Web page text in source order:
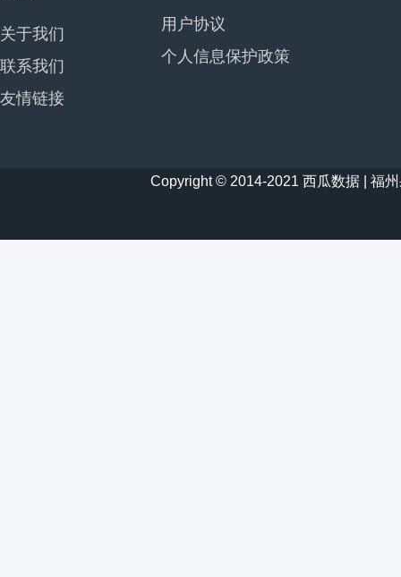
关于我们
联系我们
友情链接
用户协议
个人信息保护政策
Copyright © 2014-2021 西瓜数据 | 福